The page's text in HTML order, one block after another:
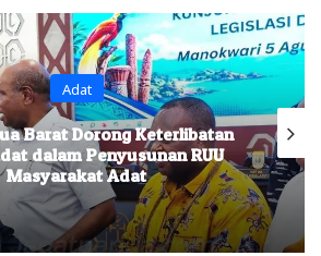
Headline
Wajib Mendapat Persetujuan
Masyarakat Adat, Wagub Minta
Diakomodir Dalam RUU